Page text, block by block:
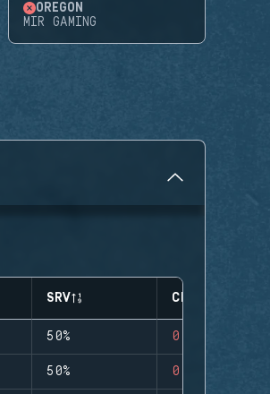
OREGON
MIR GAMING
SRV CLUTCHES
50% 0
50% 0